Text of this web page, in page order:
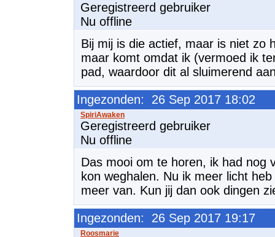
Geregistreerd gebruiker
Nu offline
Bij mij is die actief, maar is niet zo
maar komt omdat ik (vermoed ik
pad, waardoor dit al sluimerend
Ingezonden: 26 Sep 2017 18:02
Geregistreerd gebruiker
Nu offline
Das mooi om te horen, ik had nog
kon weghalen. Nu ik meer licht
meer van. Kun jij dan ook dingen
Ingezonden: 26 Sep 2017 19:17